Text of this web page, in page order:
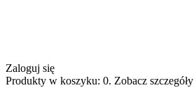
Zaloguj się
Produkty w koszyku: 0. Zobacz szczegóły